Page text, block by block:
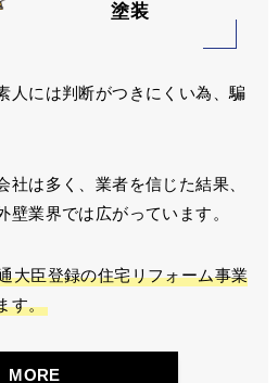
塗装
人には判断がつきにくい為、騙
は多く、業者を信じた結果、
業界では広がっています。
大臣登録の住宅リフォーム事業
す。
MORE